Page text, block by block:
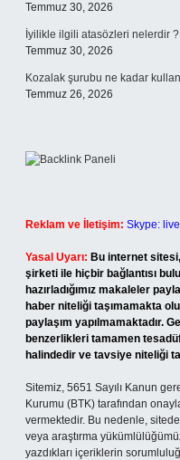
Temmuz 30, 2026
İyilikle ilgili atasözleri nelerdir ?
Temmuz 30, 2026
Kozalak şurubu ne kadar
Temmuz 26, 2026
Reklam ve İletişim: Skype:
Yasal Uyarı: Bu internet
şirketi ile hiçbir bağlantısı
hazırladığımız makaleler
haber niteliği taşımamakta
paylaşım yapılmamaktadır.
benzerlikleri tamamen
halindedir ve tavsiye niteliği
Sitemiz, 5651 Sayılı Kanun
Kurumu (BTK) tarafından
vermektedir. Bu nedenle,
veya araştırma
yazdıkları içeriklerin